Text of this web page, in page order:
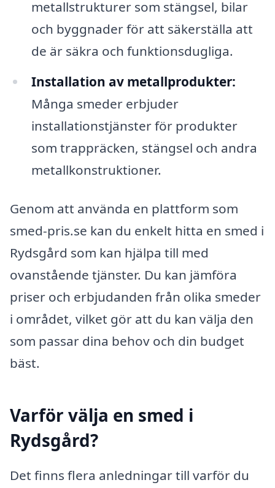
metallstrukturer som stängsel, bilar
och byggnader för att säkerställa att
de är säkra och funktionsdugliga.
Installation av metallprodukter:
Många smeder erbjuder
installationstjänster för produkter
som trappräcken, stängsel och andra
metallkonstruktioner.
Genom att använda en plattform som
smed-pris.se kan du enkelt hitta en smed i
Rydsgård som kan hjälpa till med
ovanstående tjänster. Du kan jämföra
priser och erbjudanden från olika smeder
i området, vilket gör att du kan välja den
som passar dina behov och din budget
bäst.
Varför välja en smed i
Rydsgård?
Det finns flera anledningar till varför du